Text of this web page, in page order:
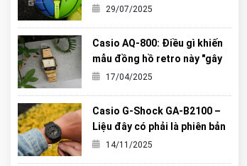
đến vậy?
29/07/2025
Casio AQ-800: Điều gì khiến
mẫu đồng hồ retro này "gây
sốt" đến vậy?
17/04/2025
Casio G-Shock GA-B2100 –
Liệu đây có phải là phiên bản
“Carbon Core” hoàn hảo nhất
14/11/2025